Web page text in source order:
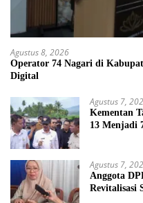
Agustus 8, 2026
Operator 74 Nagari di
Digital
Agustus 7,
Kementan
13 Menjadi
Agustus 7,
Anggota
Revitalisasi